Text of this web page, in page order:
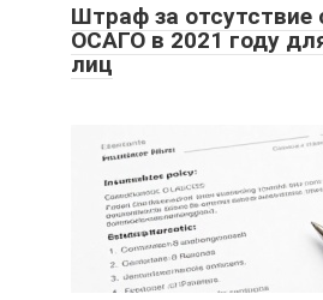
Штраф за отсутствие
ОСАГО в 2021 году
лиц